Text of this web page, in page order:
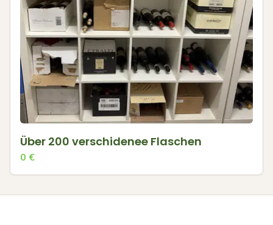
Über 200 verschidenee Flaschen
0 €